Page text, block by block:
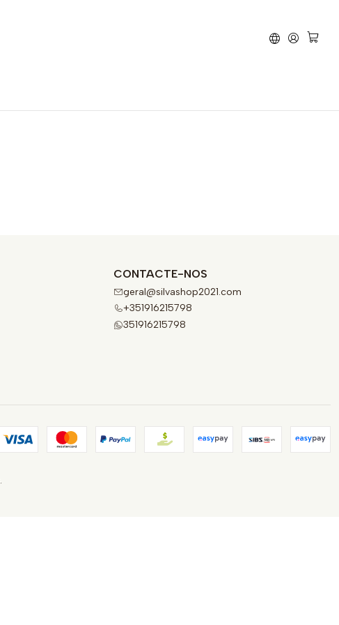
CONTACTE-NOS
geral@silvashop2021.com
+351916215798
351916215798